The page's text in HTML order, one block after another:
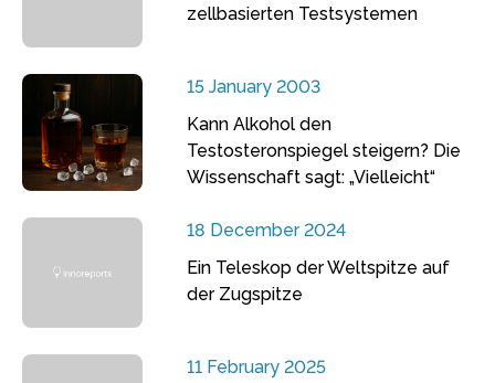
zellbasierten Testsystemen
15 January 2003
Kann Alkohol den
Testosteronspiegel steigern? Die
Wissenschaft sagt: „Vielleicht“
18 December 2024
Ein Teleskop der Weltspitze auf
der Zugspitze
11 February 2025